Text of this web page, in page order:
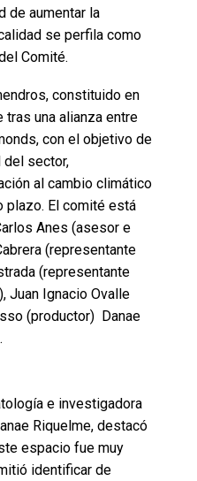
de aumentar la
se perfila como
Comité.
constituido en
una alianza entre
con el objetivo de
del sector,
al cambio climático
plazo. El comité está
Anes (asesor e
(representante
(representante
Juan Ignacio Ovalle
(productor) Danae
e investigadora
Riquelme, destacó
espacio fue muy
identificar de